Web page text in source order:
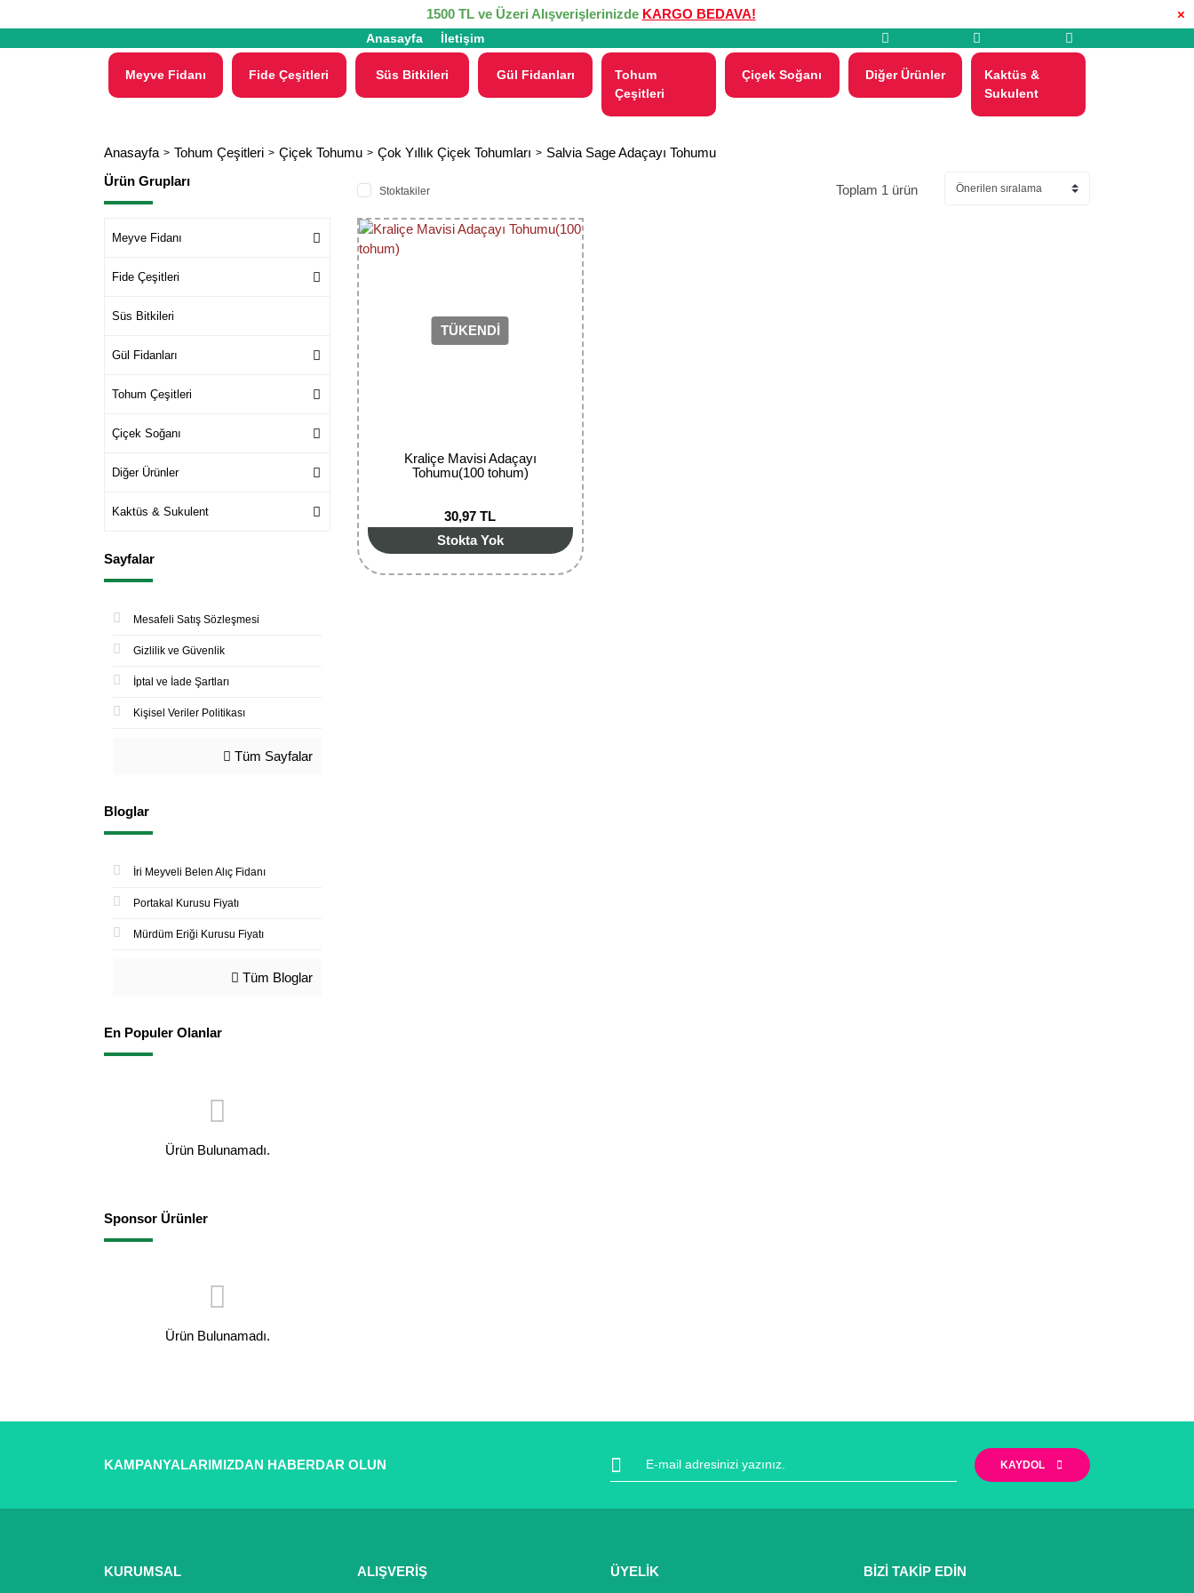
×
1500 TL ve Üzeri Alışverişlerinizde KARGO BEDAVA!
Anasayfa İletişim
Meyve Fidanı Fide Çeşitleri Süs Bitkileri Gül Fidanları
Tohum
Çeşitleri
Çiçek Soğanı Diğer Ürünler
Kaktüs &
Sukulent
Anasayfa Tohum Çeşitleri Çiçek Tohumu Çok Yıllık Çiçek Tohumları
Salvia Sage Adaçayı Tohumu
Ürün Grupları
Meyve Fidanı
Fide Çeşitleri
Süs Bitkileri
Gül Fidanları
Tohum Çeşitleri
Çiçek Soğanı
Diğer Ürünler
Kaktüs & Sukulent
Sayfalar
Mesafeli Satış Sözleşmesi
Gizlilik ve Güvenlik
İptal ve İade Şartları
Kişisel Veriler Politikası
Tüm Sayfalar
Bloglar
İri Meyveli Belen Alıç Fidanı
Portakal Kurusu Fiyatı
Mürdüm Eriği Kurusu Fiyatı
Tüm Bloglar
En Populer Olanlar
Ürün Bulunamadı.
Sponsor Ürünler
Ürün Bulunamadı.
Stoktakiler Toplam 1 ürün
TÜKENDİ
Kraliçe Mavisi Adaçayı
Tohumu(100 tohum)
30,97 TL
Stokta Yok
KAMPANYALARIMIZDAN HABERDAR OLUN KAYDOL
KURUMSAL ALIŞVERİŞ ÜYELİK BİZİ TAKİP EDİN